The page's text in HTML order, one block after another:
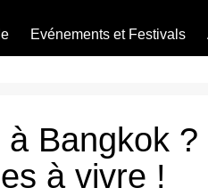
Evénements et Festivals
Bangkok
à vivre !